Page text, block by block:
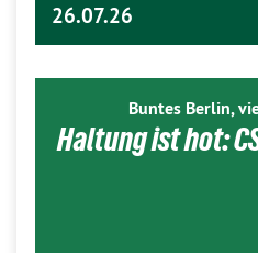
26.07.26
Buntes Berlin,
Haltung ist hot: